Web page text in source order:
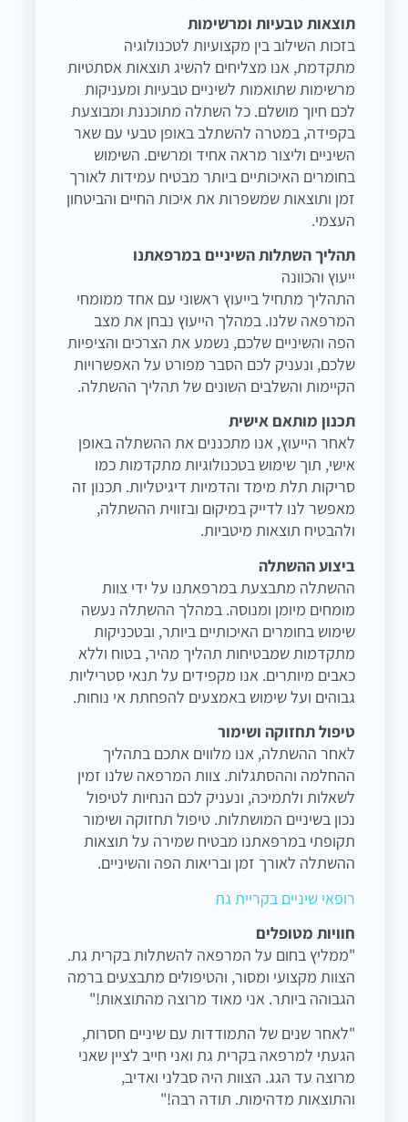
תוצאות טבעיות ומרשימות
בזכות השילוב בין מקצועיות לטכנולוגיה
מתקדמת, אנו מצליחים להשיג תוצאות אסתטיות
מרשימות שתואמות לשיניים טבעיות ומעניקות
לכם חיוך מושלם. כל השתלה מתוכננת ומבוצעת
בקפידה, במטרה להשתלב באופן טבעי עם שאר
השיניים וליצור מראה אחיד ומרשים. השימוש
בחומרים האיכותיים ביותר מבטיח עמידות לאורך
זמן ותוצאות שמשפרות את איכות החיים והביטחון
העצמי.
תהליך השתלות השיניים במרפאתנו
ייעוץ והכוונה
התהליך מתחיל בייעוץ ראשוני עם אחד ממומחי
המרפאה שלנו. במהלך הייעוץ נבחן את מצב
הפה והשיניים שלכם, נשמע את הצרכים והציפיות
שלכם, ונעניק לכם הסבר מפורט על האפשרויות
הקיימות והשלבים השונים של תהליך ההשתלה.
תכנון מותאם אישית
לאחר הייעוץ, אנו מתכננים את ההשתלה באופן
אישי, תוך שימוש בטכנולוגיות מתקדמות כמו
סריקות תלת מימד והדמיות דיגיטליות. תכנון זה
מאפשר לנו לדייק במיקום ובזווית ההשתלה,
ולהבטיח תוצאות מיטביות.
ביצוע ההשתלה
ההשתלה מתבצעת במרפאתנו על ידי צוות
מומחים מיומן ומנוסה. במהלך ההשתלה נעשה
שימוש בחומרים האיכותיים ביותר, ובטכניקות
מתקדמות שמבטיחות תהליך מהיר, בטוח וללא
כאבים מיותרים. אנו מקפידים על תנאי סטריליות
גבוהים ועל שימוש באמצעים להפחתת אי נוחות.
טיפול תחזוקה ושימור
לאחר ההשתלה, אנו מלווים אתכם בתהליך
ההחלמה וההסתגלות. צוות המרפאה שלנו זמין
לשאלות ולתמיכה, ונעניק לכם הנחיות לטיפול
נכון בשיניים המושתלות. טיפול תחזוקה ושימור
תקופתי במרפאתנו מבטיח שמירה על תוצאות
ההשתלה לאורך זמן ובריאות הפה והשיניים.
רופאי שיניים בקריית גת
חוויות מטופלים
"ממליץ בחום על המרפאה להשתלות בקרית גת.
הצוות מקצועי ומסור, והטיפולים מתבצעים ברמה
הגבוהה ביותר. אני מאוד מרוצה מהתוצאות!"
"לאחר שנים של התמודדות עם שיניים חסרות,
הגעתי למרפאה בקרית גת ואני חייב לציין שאני
מרוצה עד הגג. הצוות היה סבלני ואדיב,
והתוצאות מדהימות. תודה רבה!"